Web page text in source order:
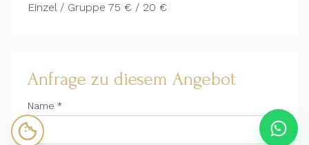
Einzel / Gruppe 75 € / 20 €
Anfrage zu diesem Angebot
Name *